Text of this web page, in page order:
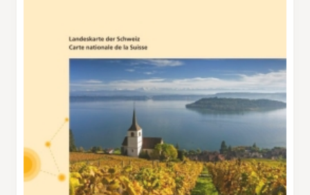
vallée de La Sagne s'étirent sur la droite du
marcheur. La Tourne, but de la journée, est
finalement atteint après la traversée
d'agréables prairies et forêts.